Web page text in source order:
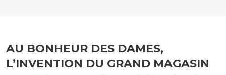
AU BONHEUR DES DAMES,
L’INVENTION DU GRAND MAGASIN